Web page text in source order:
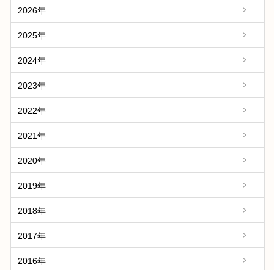
2026年
2025年
2024年
2023年
2022年
2021年
2020年
2019年
2018年
2017年
2016年